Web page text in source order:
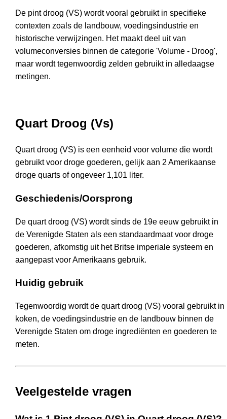
De pint droog (VS) wordt vooral gebruikt in specifieke
contexten zoals de landbouw, voedingsindustrie en
historische verwijzingen. Het maakt deel uit van
volumeconversies binnen de categorie 'Volume - Droog',
maar wordt tegenwoordig zelden gebruikt in alledaagse
metingen.
Quart Droog (Vs)
Quart droog (VS) is een eenheid voor volume die wordt
gebruikt voor droge goederen, gelijk aan 2 Amerikaanse
droge quarts of ongeveer 1,101 liter.
Geschiedenis/Oorsprong
De quart droog (VS) wordt sinds de 19e eeuw gebruikt in
de Verenigde Staten als een standaardmaat voor droge
goederen, afkomstig uit het Britse imperiale systeem en
aangepast voor Amerikaans gebruik.
Huidig gebruik
Tegenwoordig wordt de quart droog (VS) vooral gebruikt in
koken, de voedingsindustrie en de landbouw binnen de
Verenigde Staten om droge ingrediënten en goederen te
meten.
Veelgestelde vragen